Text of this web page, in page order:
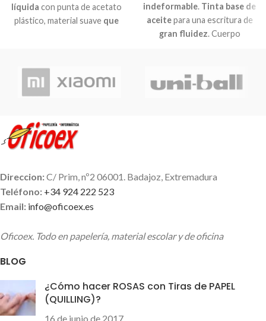
líquida con punta de acetato
plástico, material suave que
del ángulo de escritura. Punta
de bola 0,8 mm. Ancho
tinta en azul, rojo o negro.
Cual es tu favorito??
indeformable. Tinta base de
aceitepara una escritura de
gran fluidez. Cuerpo
1mm. Ancho de trazo: 0.4mm.
Direccion:C/ Prim, nº2 06001. Badajoz, Extremadura
Teléfono: +34 924 222 523
Email: info@oficoex.es
Oficoex. Todo en papelería, material escolar y de oficina
BLOG
¿Cómo hacer ROSAS con Tiras de PAPEL
(QUILLING)?
16 de junio de 2017